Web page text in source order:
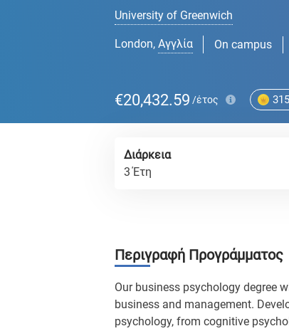
University of Greenwich
London, Αγγλία On campus
€20,432.59 /έτος
Διάρκεια
3 Έτη
Περιγραφή Προγράμματος
Our business psychology degree
business and management.
psychology, from cognitive